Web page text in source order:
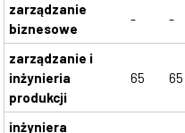
zarządzanie
biznesowe
- -
zarządzanie i
inżynieria
produkcji
65 65
inżyniera